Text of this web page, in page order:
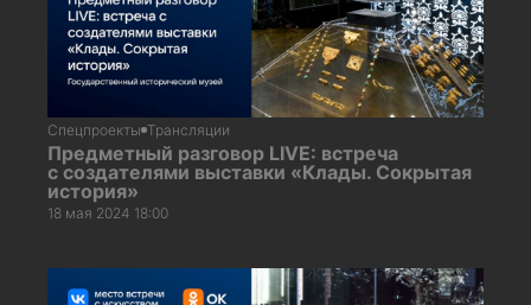
Спецпроекты Трансляции
Предметный разговор LIVE: встреча
с создателями выставки «Клады. Сокрытая
история»
18 мая 2024 18:00